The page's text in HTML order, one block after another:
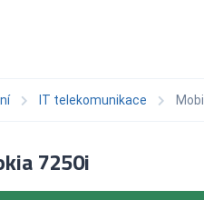
IT telekomunikace
7250i